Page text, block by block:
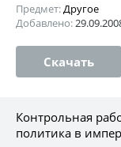
Предмет:Другое
Добавлено:
Скачать
Контрольная
политика в